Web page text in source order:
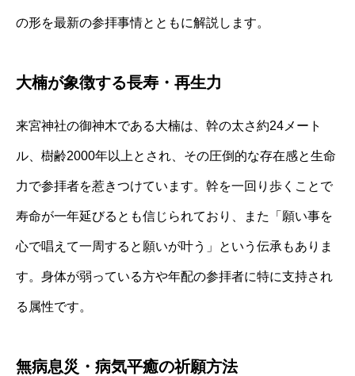
の形を最新の参拝事情とともに解説します。
大楠が象徴する長寿・再生力
来宮神社の御神木である大楠は、幹の太さ約24メート
ル、樹齢2000年以上とされ、その圧倒的な存在感と生命
力で参拝者を惹きつけています。幹を一回り歩くことで
寿命が一年延びるとも信じられており、また「願い事を
心で唱えて一周すると願いが叶う」という伝承もありま
す。身体が弱っている方や年配の参拝者に特に支持され
る属性です。
無病息災・病気平癒の祈願方法